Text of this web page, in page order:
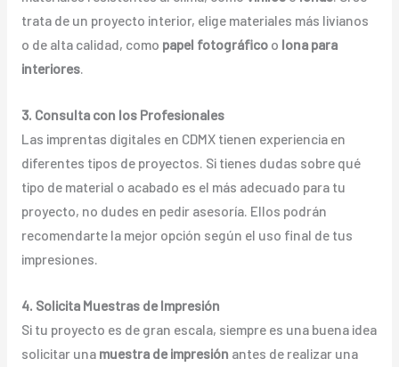
trata de un proyecto interior, elige materiales más livianos
o de alta calidad, como papel fotográficoo lona para
interiores.
3. Consulta con los Profesionales
Las imprentas digitales en CDMX tienen experiencia en
diferentes tipos de proyectos. Si tienes dudas sobre qué
tipo de material o acabado es el más adecuado para tu
proyecto, no dudes en pedir asesoría. Ellos podrán
recomendarte la mejor opción según el uso final de tus
impresiones.
4. Solicita Muestras de Impresión
Si tu proyecto es de gran escala, siempre es una buena idea
solicitar una muestra de impresión antes de realizar una